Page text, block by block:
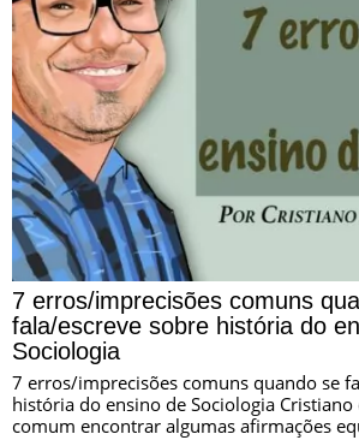
7 erros/imprecisões comuns
fala/escreve sobre história do
Sociologia
7 erros/imprecisões comuns quando se
história do ensino de Sociologia Cristiano
comum encontrar algumas afirmações